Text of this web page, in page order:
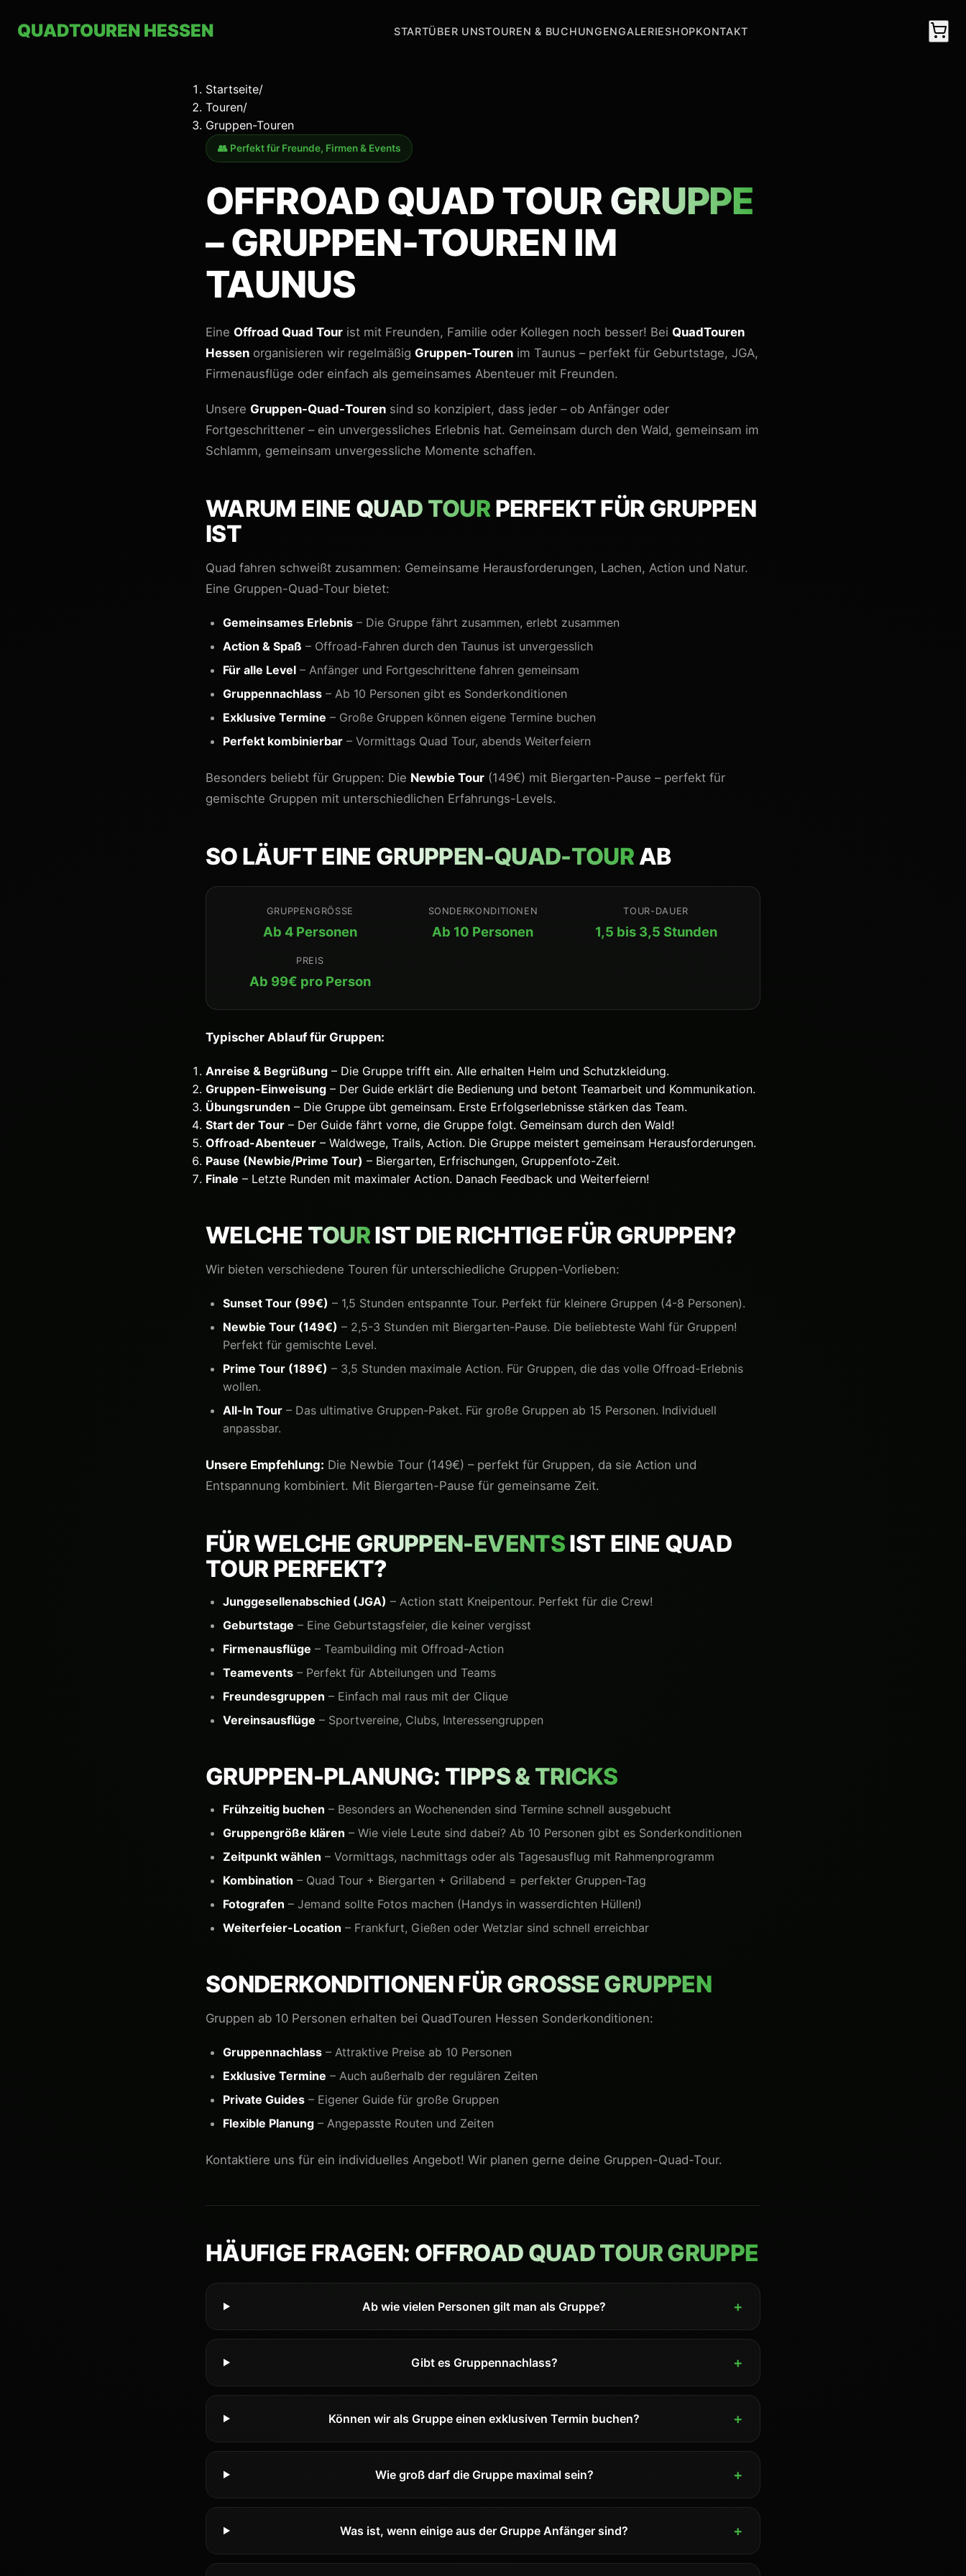
QUADTOUREN HESSEN STARTÜBER UNSTOUREN & BUCHUNGENGALERIESHOPKONTAKT
Startseite/
Touren/
Gruppen-Touren
👥 Perfekt für Freunde, Firmen & Events
OFFROAD QUAD TOURGRUPPE
– GRUPPEN-TOUREN IM
TAUNUS
Eine Offroad Quad Tour ist mit Freunden, Familie oder Kollegen noch besser! Bei QuadTouren
Hessen organisieren wir regelmäßig Gruppen-Touren im Taunus – perfekt für Geburtstage, JGA,
Firmenausflüge oder einfach als gemeinsames Abenteuer mit Freunden.
Unsere Gruppen-Quad-Touren sind so konzipiert, dass jeder – ob Anfänger oder
Fortgeschrittener – ein unvergessliches Erlebnis hat. Gemeinsam durch den Wald, gemeinsam im
Schlamm, gemeinsam unvergessliche Momente schaffen.
WARUM EINE QUAD TOUR PERFEKT FÜR GRUPPEN
IST
Quad fahren schweißt zusammen: Gemeinsame Herausforderungen, Lachen, Action und Natur.
Eine Gruppen-Quad-Tour bietet:
Gemeinsames Erlebnis – Die Gruppe fährt zusammen, erlebt zusammen
Action & Spaß – Offroad-Fahren durch den Taunus ist unvergesslich
Für alle Level – Anfänger und Fortgeschrittene fahren gemeinsam
Gruppennachlass – Ab 10 Personen gibt es Sonderkonditionen
Exklusive Termine – Große Gruppen können eigene Termine buchen
Perfekt kombinierbar – Vormittags Quad Tour, abends Weiterfeiern
Besonders beliebt für Gruppen: Die Newbie Tour (149€) mit Biergarten-Pause – perfekt für
gemischte Gruppen mit unterschiedlichen Erfahrungs-Levels.
SO LÄUFT EINE GRUPPEN-QUAD-TOUR AB
GRUPPENGRÖSSE
Ab 4 Personen
SONDERKONDITIONEN
Ab 10 Personen
TOUR-DAUER
1,5 bis 3,5 Stunden
PREIS
Ab 99€ pro Person
Typischer Ablauf für Gruppen:
Anreise & Begrüßung – Die Gruppe trifft ein. Alle erhalten Helm und Schutzkleidung.
Gruppen-Einweisung – Der Guide erklärt die Bedienung und betont Teamarbeit und Kommunikation.
Übungsrunden – Die Gruppe übt gemeinsam. Erste Erfolgserlebnisse stärken das Team.
Start der Tour – Der Guide fährt vorne, die Gruppe folgt. Gemeinsam durch den Wald!
Offroad-Abenteuer – Waldwege, Trails, Action. Die Gruppe meistert gemeinsam Herausforderungen.
Pause (Newbie/Prime Tour) – Biergarten, Erfrischungen, Gruppenfoto-Zeit.
Finale – Letzte Runden mit maximaler Action. Danach Feedback und Weiterfeiern!
WELCHE TOURIST DIE RICHTIGE FÜR GRUPPEN?
Wir bieten verschiedene Touren für unterschiedliche Gruppen-Vorlieben:
Sunset Tour (99€) – 1,5 Stunden entspannte Tour. Perfekt für kleinere Gruppen (4-8 Personen).
Newbie Tour (149€) – 2,5-3 Stunden mit Biergarten-Pause. Die beliebteste Wahl für Gruppen!
Perfekt für gemischte Level.
Prime Tour (189€) – 3,5 Stunden maximale Action. Für Gruppen, die das volle Offroad-Erlebnis
wollen.
All-In Tour – Das ultimative Gruppen-Paket. Für große Gruppen ab 15 Personen. Individuell
anpassbar.
Unsere Empfehlung: Die Newbie Tour (149€) – perfekt für Gruppen, da sie Action und
Entspannung kombiniert. Mit Biergarten-Pause für gemeinsame Zeit.
FÜR WELCHE GRUPPEN-EVENTSIST EINE QUAD
TOUR PERFEKT?
Junggesellenabschied (JGA) – Action statt Kneipentour. Perfekt für die Crew!
Geburtstage – Eine Geburtstagsfeier, die keiner vergisst
Firmenausflüge – Teambuilding mit Offroad-Action
Teamevents – Perfekt für Abteilungen und Teams
Freundesgruppen – Einfach mal raus mit der Clique
Vereinsausflüge – Sportvereine, Clubs, Interessengruppen
GRUPPEN-PLANUNG: TIPPS & TRICKS
Frühzeitig buchen – Besonders an Wochenenden sind Termine schnell ausgebucht
Gruppengröße klären – Wie viele Leute sind dabei? Ab 10 Personen gibt es Sonderkonditionen
Zeitpunkt wählen – Vormittags, nachmittags oder als Tagesausflug mit Rahmenprogramm
Kombination – Quad Tour + Biergarten + Grillabend = perfekter Gruppen-Tag
Fotografen – Jemand sollte Fotos machen (Handys in wasserdichten Hüllen!)
Weiterfeier-Location – Frankfurt, Gießen oder Wetzlar sind schnell erreichbar
SONDERKONDITIONEN FÜRGROSSE GRUPPEN
Gruppen ab 10 Personen erhalten bei QuadTouren Hessen Sonderkonditionen:
Gruppennachlass – Attraktive Preise ab 10 Personen
Exklusive Termine – Auch außerhalb der regulären Zeiten
Private Guides – Eigener Guide für große Gruppen
Flexible Planung – Angepasste Routen und Zeiten
Kontaktiere uns für ein individuelles Angebot! Wir planen gerne deine Gruppen-Quad-Tour.
HÄUFIGE FRAGEN: OFFROAD QUAD TOUR GRUPPE
Ab wie vielen Personen gilt man als Gruppe?
Gibt es Gruppennachlass?
Können wir als Gruppe einen exklusiven Termin buchen?
Wie groß darf die Gruppe maximal sein?
Was ist, wenn einige aus der Gruppe Anfänger sind?